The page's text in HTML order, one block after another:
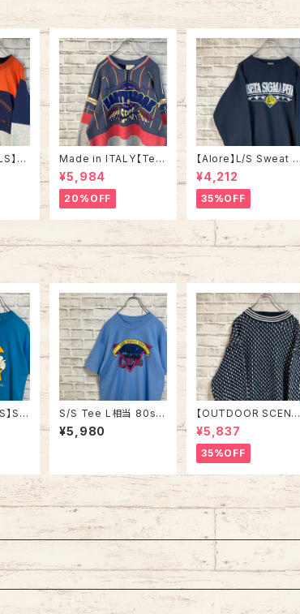
】S
ロゴ
ー
ジ アメリカ USA 古着
Made in ITALY【Teq
uila Boom】L/S Swe
at/Trainer XL 90s ハ
ーフジップスウェット ト
レーナー マルチカラー
レーシング イタリア製
Euro ユーロ 古着
¥5,984
20%OFF
【Alore】L/S Sweat L
Made in USA 90s 社
交クラブ プロモーショ
ン スウェット トレーナー
USA製 vintage ヴィン
テージ アメリカ USA
古着
¥4,212
35%OFF
】S/
ヴ
ス
レ
S/S Tee L相当 80s-
90s vintage “CHICA
GO” スーベニア Tシャ
カ USA レトロ 古着
¥5,980
【OUTDOOR SCENE】
Design Knit L相当 ”B
ird’s Eye” デザインニ
ット 総柄ニット デザイン
ニット セーター バーズ
アイ リブライン アメリ
カ USA 古着
¥5,837
35%OFF